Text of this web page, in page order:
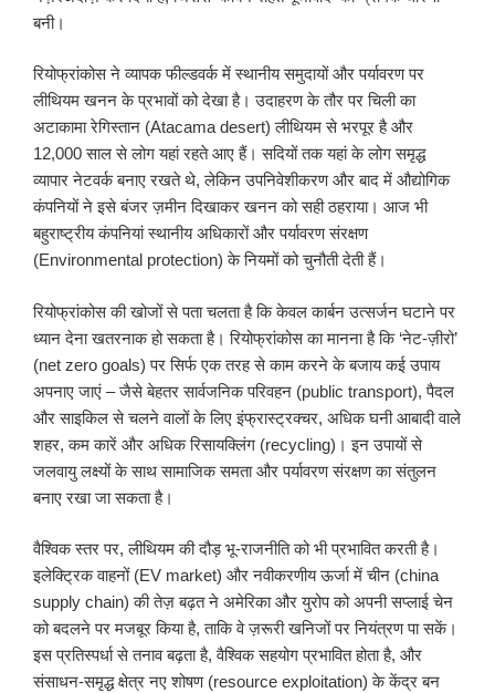
बनी।
रियोफ्रांकोस ने व्यापक फील्डवर्क में स्थानीय समुदायों और पर्यावरण पर
लीथियम खनन के प्रभावों को देखा है। उदाहरण के तौर पर चिली का
अटाकामा रेगिस्तान (Atacama desert) लीथियम से भरपूर है और
12,000 साल से लोग यहां रहते आए हैं। सदियों तक यहां के लोग समृद्ध
व्यापार नेटवर्क बनाए रखते थे, लेकिन उपनिवेशीकरण और बाद में औद्योगिक
कंपनियों ने इसे बंजर ज़मीन दिखाकर खनन को सही ठहराया। आज भी
बहुराष्ट्रीय कंपनियां स्थानीय अधिकारों और पर्यावरण संरक्षण
(Environmental protection) के नियमों को चुनौती देती हैं।
रियोफ्रांकोस की खोजों से पता चलता है कि केवल कार्बन उत्सर्जन घटाने पर
ध्यान देना खतरनाक हो सकता है। रियोफ्रांकोस का मानना है कि ‘नेट-ज़ीरो’
(net zero goals) पर सिर्फ एक तरह से काम करने के बजाय कई उपाय
अपनाए जाएं – जैसे बेहतर सार्वजनिक परिवहन (public transport), पैदल
और साइकिल से चलने वालों के लिए इंफ्रास्ट्रक्चर, अधिक घनी आबादी वाले
शहर, कम कारें और अधिक रिसायक्लिंग (recycling)। इन उपायों से
जलवायु लक्ष्यों के साथ सामाजिक समता और पर्यावरण संरक्षण का संतुलन
बनाए रखा जा सकता है।
वैश्विक स्तर पर, लीथियम की दौड़ भू-राजनीति को भी प्रभावित करती है।
इलेक्ट्रिक वाहनों (EV market) और नवीकरणीय ऊर्जा में चीन (china
supply chain) की तेज़ बढ़त ने अमेरिका और युरोप को अपनी सप्लाई चेन
को बदलने पर मजबूर किया है, ताकि वे ज़रूरी खनिजों पर नियंत्रण पा सकें।
इस प्रतिस्पर्धा से तनाव बढ़ता है, वैश्विक सहयोग प्रभावित होता है, और
संसाधन-समृद्ध क्षेत्र नए शोषण (resource exploitation) के केंद्र बन